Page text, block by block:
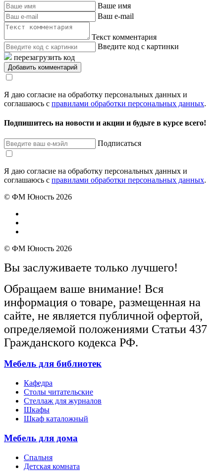
Ваше имя
Ваш e-mail
Текст комментария
Введите код с картинки
перезагрузить код
Я даю согласие на обработку персональных данных и
соглашаюсь с правилами обработки персональных данных.
Подпишитесь на новости и акции и будьте в курсе всего!
Подписаться
Я даю согласие на обработку персональных данных и
соглашаюсь с правилами обработки персональных данных.
© ФМ Юность 2026
© ФМ Юность 2026
Вы заслуживаете только лучшего!
Обращаем ваше внимание! Вся
информация о товаре, размещенная на
сайте, не является публичной офертой,
определяемой положениями Статьи 437
Гражданского кодекса РФ.
Мебель для библиотек
Кафедра
Столы читательские
Стеллаж для журналов
Шкафы
Шкаф каталожный
Мебель для дома
Спальня
Детская комната